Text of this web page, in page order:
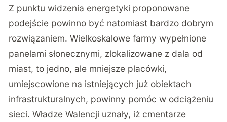
Z punktu widzenia energetyki proponowane
podejście powinno być natomiast bardzo dobrym
rozwiązaniem. Wielkoskalowe farmy wypełnione
panelami słonecznymi, zlokalizowane z dala od
miast, to jedno, ale mniejsze placówki,
umiejscowione na istniejących już obiektach
infrastrukturalnych, powinny pomóc w odciążeniu
sieci. Władze Walencji uznały, iż cmentarze